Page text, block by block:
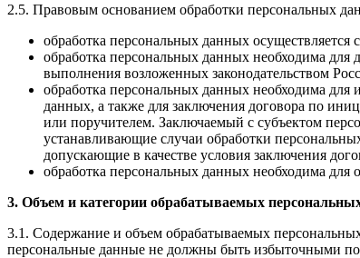
2.5. Правовым основанием обработки персональных
обработка персональных данных
обработка персональных данных необходима
выполнения возложенных законодательством
обработка персональных данных необходима для
данных, а также для заключения договора по
или поручителем. Заключаемый с субъектом
устанавливающие случаи обработки
допускающие в качестве условия заключения
обработка персональных данных необходима для
3. Объем и категории обрабатываемых
3.1. Содержание и объем обрабатываемых
персональные данные не должны быть избыточными